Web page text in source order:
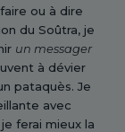
ou à dire
du Soûtra, je
un messager
à dévier
pataquès. Je
avec
ferai mieux la